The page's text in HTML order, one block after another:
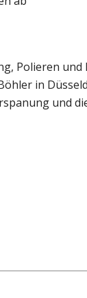
Polieren
in
und